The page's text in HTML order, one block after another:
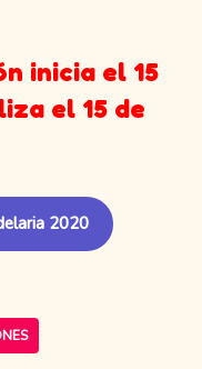
inicia el 15
el 15 de
2020